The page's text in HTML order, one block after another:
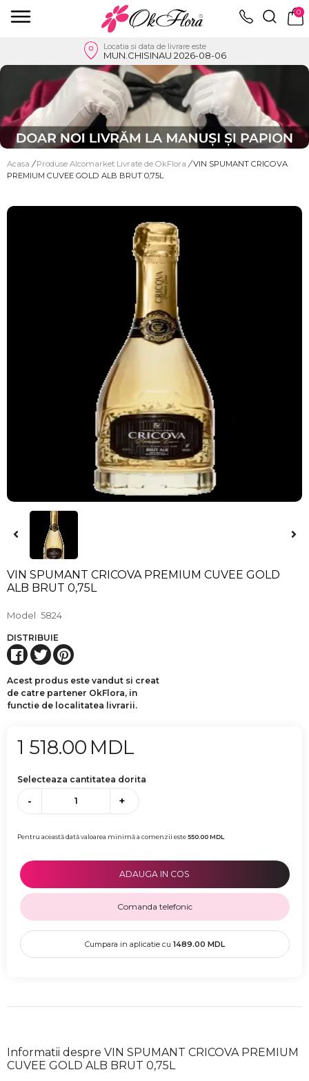
0
Locatia si data de livrare este
MUN.CHISINAU 2026-08-06
Acasa / Produse Alcomarket Livrate de OkFlora / VIN SPUMANT CRICOVA
PREMIUM CUVEE GOLD ALB BRUT 0,75L
VIN SPUMANT CRICOVA PREMIUM CUVEE GOLD
ALB BRUT 0,75L
Model 5824
DISTRIBUIE
Acest produs este vandut si creat
de catre partener OkFlora, in
functie de localitatea livrarii.
1 518.00 MDL
Selecteaza cantitatea dorita
- +
Pentru această dată valoarea minimă a comenzii este550.00MDL
ADAUGA IN COS
Comanda telefonic
Cumpara in aplicatie cu 1489.00 MDL
Informatii despre VIN SPUMANT CRICOVA PREMIUM
CUVEE GOLD ALB BRUT 0,75L